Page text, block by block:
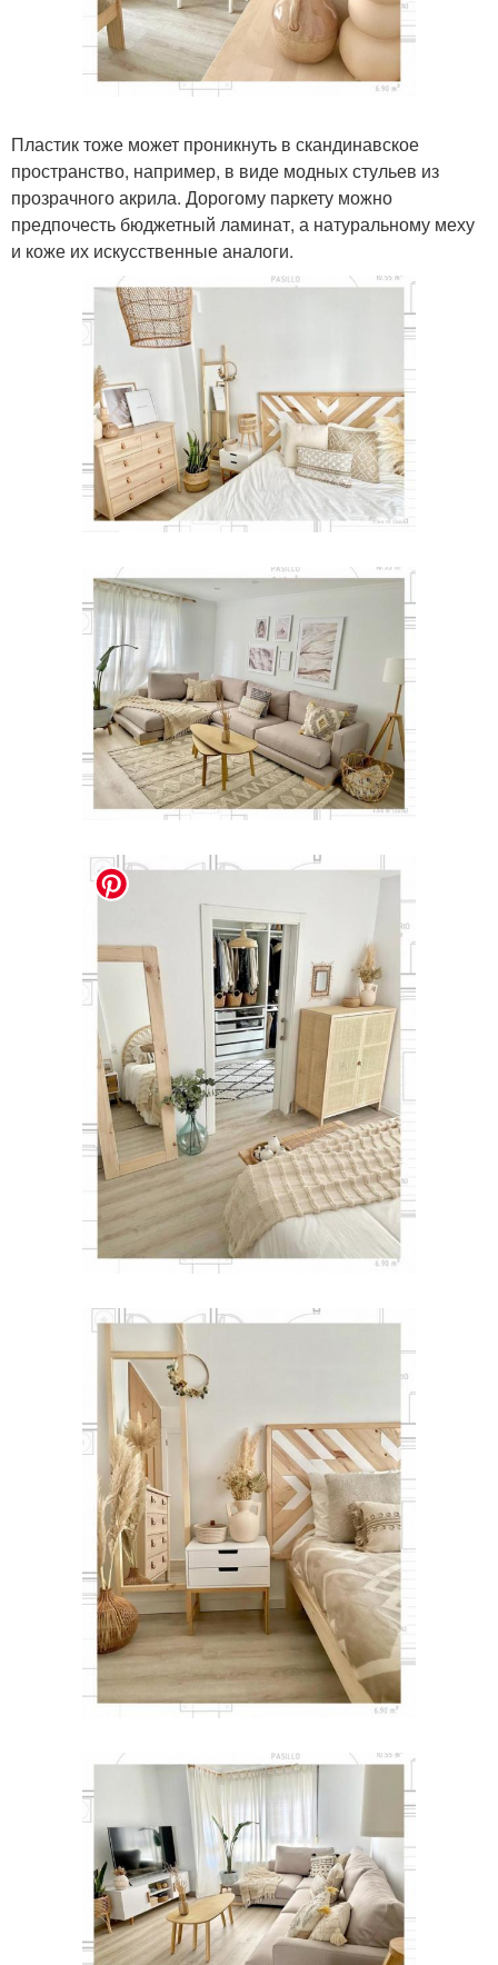
Пластик тоже может проникнуть в скандинавское
пространство, например, в виде модных стульев из
прозрачного акрила. Дорогому паркету можно
предпочесть бюджетный ламинат, а натуральному меху
и коже их искусственные аналоги.